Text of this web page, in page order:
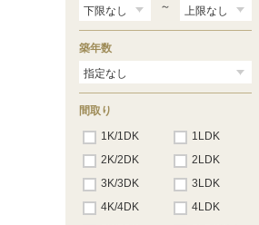
～
築年数
間取り
1K/1DK
1LDK
2K/2DK
2LDK
3K/3DK
3LDK
4K/4DK
4LDK